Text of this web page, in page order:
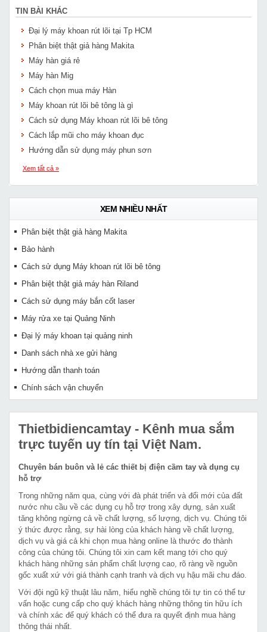
TIN BÀI KHÁC
Đại lý máy khoan rút lõi tại Tp HCM
Phân biệt thật giả hàng Makita
Máy hàn giá rẻ
Máy hàn Mig
Cách chọn mua máy Hàn
Máy khoan rút lõi bê tông là gì
Cách sử dụng Máy khoan rút lõi bê tông
Cách lắp mũi cho máy khoan đục
Hướng dẫn sử dụng máy phun sơn
Xem tất cả »
XEM NHIỀU NHẤT
Phân biệt thật giả hàng Makita
Bảo hành
Cách sử dụng Máy khoan rút lõi bê tông
Phân biệt thật giả máy hàn Riland
Cách sử dụng máy bắn cốt laser
Máy rửa xe tại Quảng Ninh
Đại lý máy khoan tại quảng ninh
Danh sách nhà xe gửi hàng
Hướng dẫn thanh toán
Chính sách vận chuyển
Thietbidiencamtay - Kênh mua sắm
trực tuyến uy tín tại Việt Nam.
Chuyên bán buôn và lẻ các thiết bị điện cầm tay và dụng cụ
hỗ trợ
Trong những năm qua, cùng với đà phát triển và đổi mới của đất
nước nhu cầu về các dụng cụ hỗ trợ trong xây dựng, sản xuất
tăng không ngừng cả về chất lượng, số lượng, dịch vụ. Chúng tôi
ý thức được rằng, sự hài lòng của khách hàng về chất lượng,
dịch vụ và giá cả khi chọn mua hàng online là thước đo thành
công của chúng tôi. Chúng tôi xin cam kết mang tới cho quý
khách hàng những sản phẩm chất lượng cao, rõ ràng về nguồn
gốc xuất xứ với giá thành cạnh tranh và dịch vụ hậu mãi chu đáo.
Với đội ngũ kỹ thuật lâu năm, hiểu nghề chúng tôi tự tin có thể tư
vấn hoặc cung cấp cho quý khách hàng những thông tin hữu ích
và chính xác để quý khách có thể đưa ra quyết định mua hàng
thông thái nhất.